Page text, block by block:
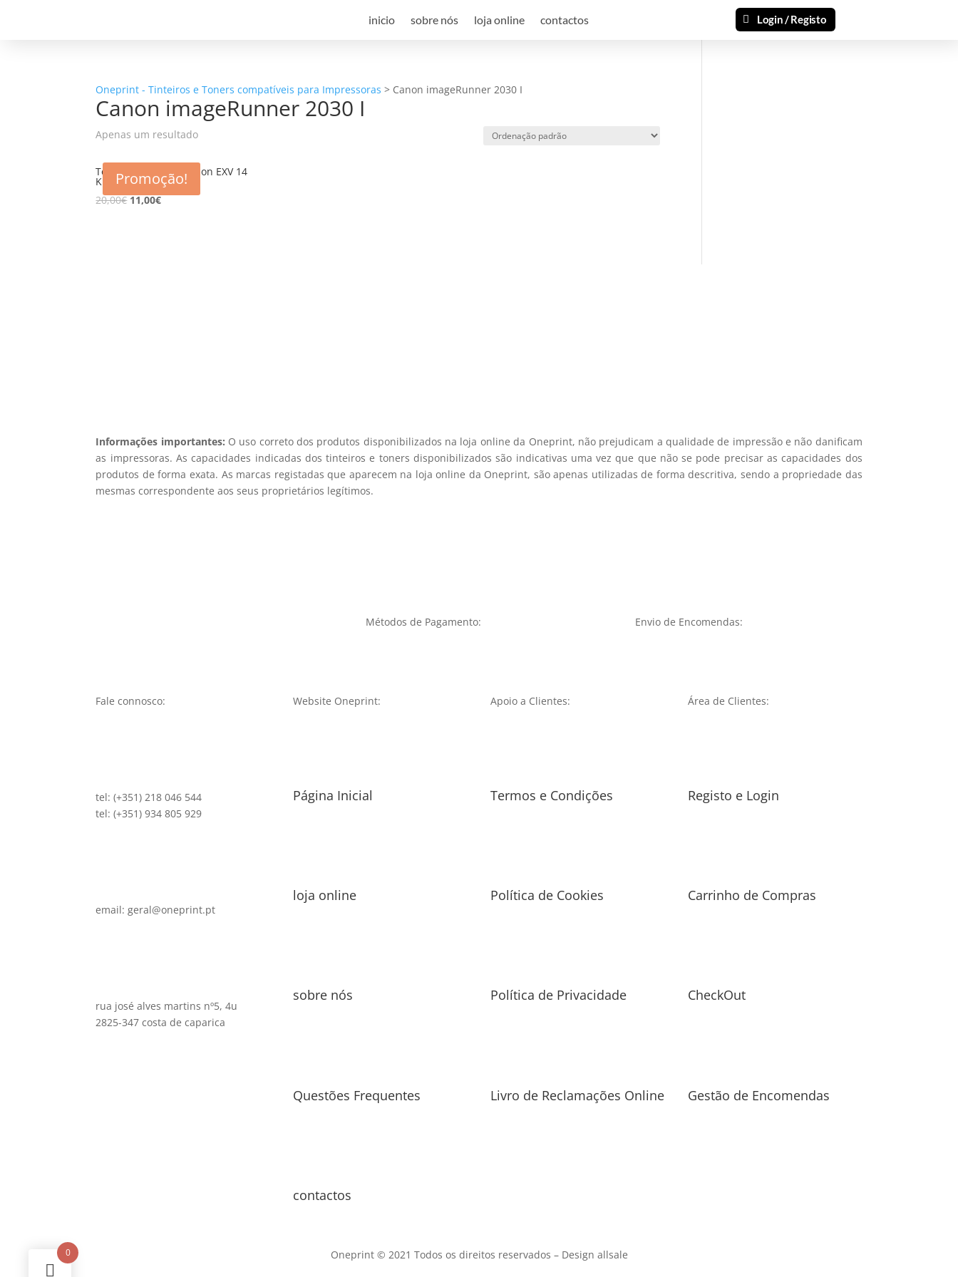
inicio sobre nós loja online contactos Login / Registo
Oneprint - Tinteiros e Toners compatíveis para Impressoras > Canon imageRunner 2030 I
Canon imageRunner 2030 I
Apenas um resultado
Promoção!
Toner Compatível Canon EXV 14
K
20,00€ 11,00€
Informações importantes: O uso correto dos produtos disponibilizados na loja online da Oneprint, não prejudicam a qualidade de impressão e não danificam
as impressoras. As capacidades indicadas dos tinteiros e toners disponibilizados são indicativas uma vez que que não se pode precisar as capacidades dos
produtos de forma exata. As marcas registadas que aparecem na loja online da Oneprint, são apenas utilizadas de forma descritiva, sendo a propriedade das
mesmas correspondente aos seus proprietários legítimos.
Métodos de Pagamento: Envio de Encomendas:
Fale connosco:
tel: (+351) 218 046 544
tel: (+351) 934 805 929
email: geral@oneprint.pt
rua josé alves martins nº5, 4u
2825-347 costa de caparica
Website Oneprint:
Página Inicial
loja online
sobre nós
Questões Frequentes
contactos
Apoio a Clientes:
Termos e Condições
Política de Cookies
Política de Privacidade
Livro de Reclamações Online
Área de Clientes:
Registo e Login
Carrinho de Compras
CheckOut
Gestão de Encomendas
Oneprint © 2021 Todos os direitos reservados – Design allsale
0